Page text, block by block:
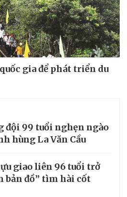
gia để phát triển du
đội 99 tuổi nghẹn ngào
hùng La Văn Cầu
giao liên 96 tuổi trở
bản đồ” tìm hài cốt